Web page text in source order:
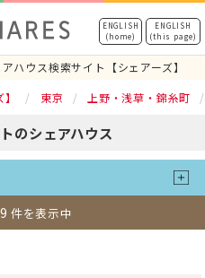
ENGLISH
(home)
ENGLISH
(this page)
ハウス検索サイト【シェアーズ】
東京 上野・浅草・錦糸町
のシェアハウス
件を表示中